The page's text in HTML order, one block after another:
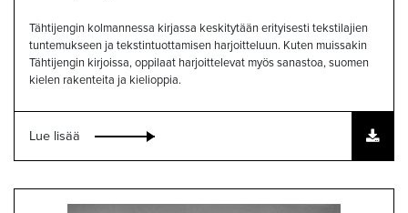
Tähtijengin kolmannessa kirjassa keskitytään erityisesti tekstilajien
tuntemukseen ja tekstintuottamisen harjoitteluun. Kuten muissakin
Tähtijengin kirjoissa, oppilaat harjoittelevat myös sanastoa, suomen
kielen rakenteita ja kielioppia.
Lue lisää